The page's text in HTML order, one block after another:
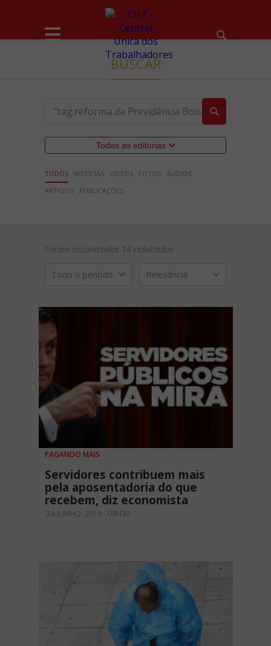
BUSCAR
Todas as editorias
TODOS NOTÍCIAS VÍDEOS FOTOS ÁUDIOS
ARTIGOS
PUBLICAÇÕES
Foram encontrados 14 resultados
Todo o período Relevância
PAGANDO MAIS
Servidores contribuem mais
pela aposentadoria do que
recebem, diz economista
24 JUNHO, 2019 - 09H30